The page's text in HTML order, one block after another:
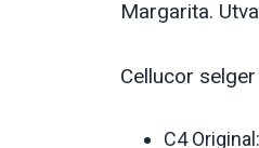
Margarita.
Cellucor
C4